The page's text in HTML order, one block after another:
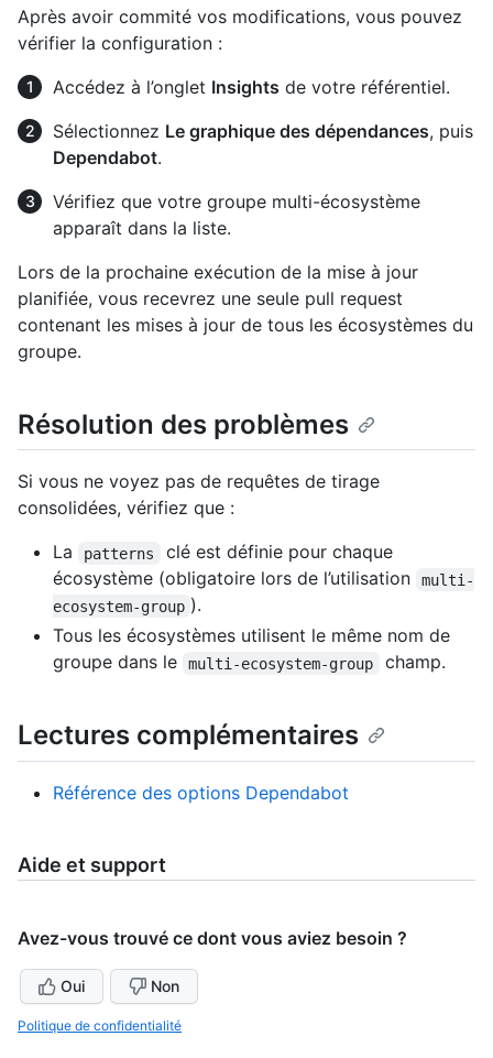
Après avoir commité vos modifications, vous pouvez
vérifier la configuration :
Accédez à l’onglet Insights de votre référentiel.
Sélectionnez Le graphique des dépendances, puis
Dependabot.
Vérifiez que votre groupe multi-écosystème
apparaît dans la liste.
Lors de la prochaine exécution de la mise à jour
planifiée, vous recevrez une seule pull request
contenant les mises à jour de tous les écosystèmes du
groupe.
Résolution des problèmes
Si vous ne voyez pas de requêtes de tirage
consolidées, vérifiez que :
La
patterns
clé est définie pour chaque
écosystème (obligatoire lors de l’utilisation
multi-
ecosystem-group ).
Tous les écosystèmes utilisent le même nom de
groupe dans le
multi-ecosystem-group champ.
Lectures complémentaires
Référence des options Dependabot
Aide et support
Avez-vous trouvé ce dont vous aviez besoin ?
Oui Non
Politique de confidentialité